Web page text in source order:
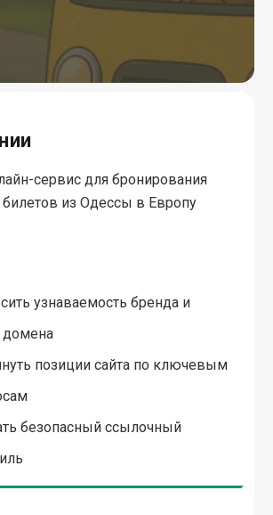
сервис для бронирования
из Одессы в Европу
узнаваемость бренда и
домена
позиции сайта по ключевым
безопасный ссылочный